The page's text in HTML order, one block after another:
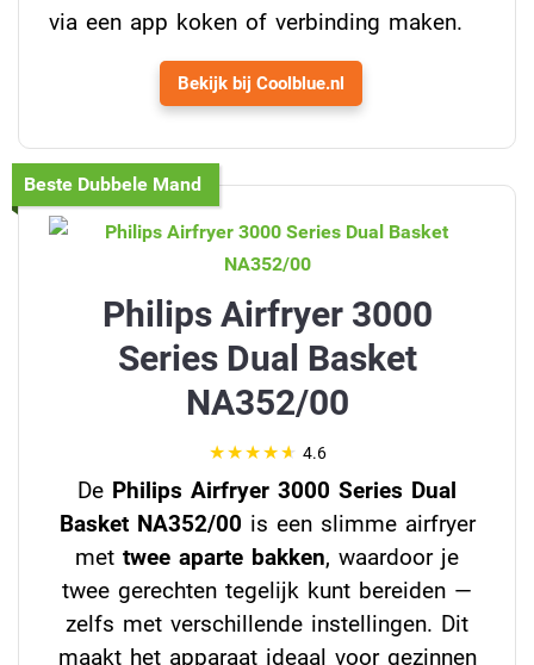
via een app koken of verbinding maken.
Bekijk bij Coolblue.nl
Beste Dubbele Mand
Philips Airfryer 3000
Series Dual Basket
NA352/00
4.6
De Philips Airfryer 3000 Series Dual
Basket NA352/00 is een slimme airfryer
met twee aparte bakken, waardoor je
twee gerechten tegelijk kunt bereiden —
zelfs met verschillende instellingen. Dit
maakt het apparaat ideaal voor gezinnen